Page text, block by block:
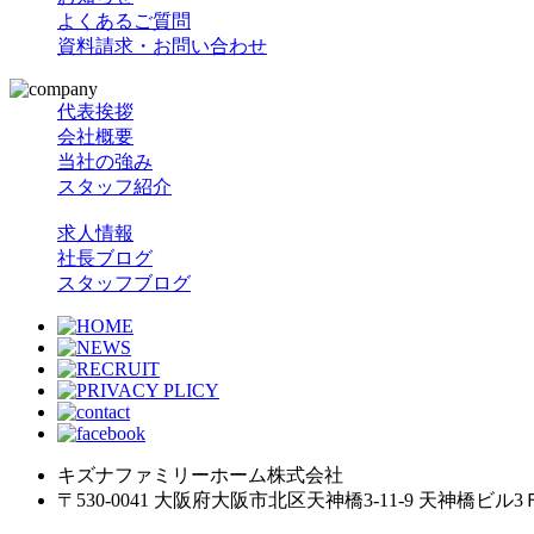
よくあるご質問
資料請求・お問い合わせ
代表挨拶
会社概要
当社の強み
スタッフ紹介
求人情報
社長ブログ
スタッフブログ
キズナファミリーホーム株式会社
〒530-0041 大阪府大阪市北区天神橋3-11-9 天神橋ビル3